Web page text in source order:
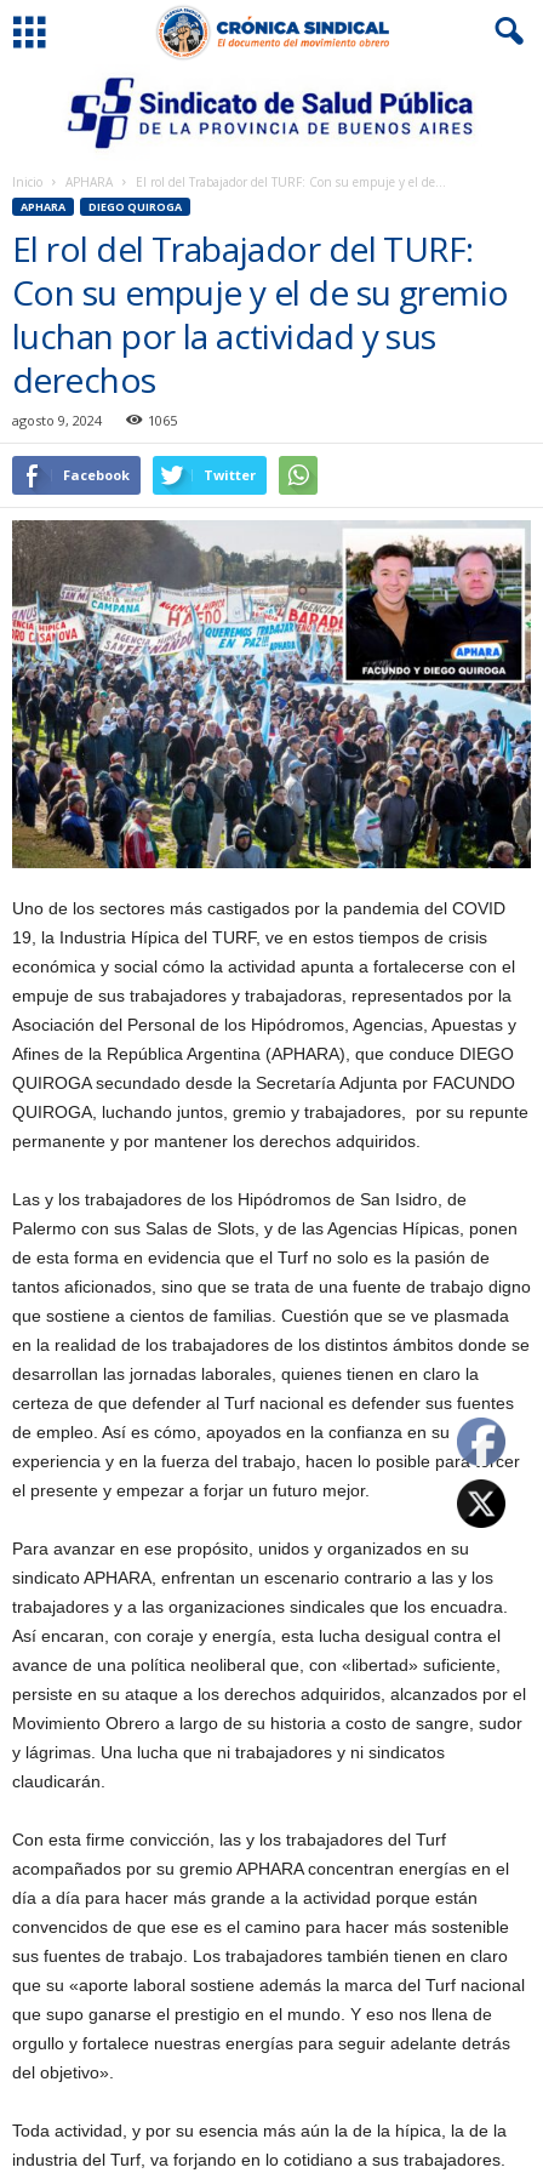
Inicio APHARA El rol del Trabajador del TURF: Con su empuje y el de...
APHARA DIEGO QUIROGA
El rol del Trabajador del TURF:
Con su empuje y el de su gremio
luchan por la actividad y sus
derechos
agosto 9, 2024 1065
Facebook Twitter
Uno de los sectores más castigados por la pandemia del COVID
19, la Industria Hípica del TURF, ve en estos tiempos de crisis
económica y social cómo la actividad apunta a fortalecerse con el
empuje de sus trabajadores y trabajadoras, representados por la
Asociación del Personal de los Hipódromos, Agencias, Apuestas y
Afines de la República Argentina (APHARA), que conduce DIEGO
QUIROGA secundado desde la Secretaría Adjunta por FACUNDO
QUIROGA, luchando juntos, gremio y trabajadores, por su repunte
permanente y por mantener los derechos adquiridos.
Las y los trabajadores de los Hipódromos de San Isidro, de
Palermo con sus Salas de Slots, y de las Agencias Hípicas, ponen
de esta forma en evidencia que el Turf no solo es la pasión de
tantos aficionados, sino que se trata de una fuente de trabajo digno
que sostiene a cientos de familias. Cuestión que se ve plasmada
en la realidad de los trabajadores de los distintos ámbitos donde se
desarrollan las jornadas laborales, quienes tienen en claro la
certeza de que defender al Turf nacional es defender sus fuentes
de empleo. Así es cómo, apoyados en la confianza en su
experiencia y en la fuerza del trabajo, hacen lo posible para torcer
el presente y empezar a forjar un futuro mejor.
Para avanzar en ese propósito, unidos y organizados en su
sindicato APHARA, enfrentan un escenario contrario a las y los
trabajadores y a las organizaciones sindicales que los encuadra.
Así encaran, con coraje y energía, esta lucha desigual contra el
avance de una política neoliberal que, con «libertad» suficiente,
persiste en su ataque a los derechos adquiridos, alcanzados por el
Movimiento Obrero a largo de su historia a costo de sangre, sudor
y lágrimas. Una lucha que ni trabajadores y ni sindicatos
claudicarán.
Con esta firme convicción, las y los trabajadores del Turf
acompañados por su gremio APHARA concentran energías en el
día a día para hacer más grande a la actividad porque están
convencidos de que ese es el camino para hacer más sostenible
sus fuentes de trabajo. Los trabajadores también tienen en claro
que su «aporte laboral sostiene además la marca del Turf nacional
que supo ganarse el prestigio en el mundo. Y eso nos llena de
orgullo y fortalece nuestras energías para seguir adelante detrás
del objetivo».
Toda actividad, y por su esencia más aún la de la hípica, la de la
industria del Turf, va forjando en lo cotidiano a sus trabajadores.